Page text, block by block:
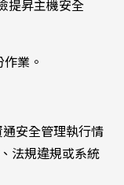
提昇主機安全
業。
安全管理執行情
法規違規或系統